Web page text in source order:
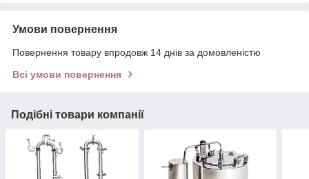
Умови повернення
Повернення товару впродовж 14 днів за домовленістю
Всі умови повернення
Подібні товари компанії